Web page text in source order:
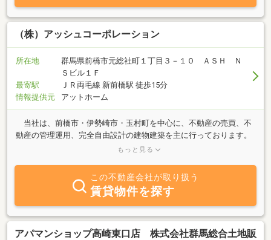
（株）アッシュコーポレーション
所在地
群馬県前橋市元総社町１丁目３－１０ ＡＳＨ Ｎ
Ｓビル１Ｆ
最寄駅
ＪＲ両毛線 新前橋駅 徒歩15分
情報提供元
アットホーム
当社は、前橋市・伊勢崎市・玉村町を中心に、不動産の売買、不
動産の管理運用、完全自由設計の建物建築を主に行っております。
当社にて住宅用地をご成約のお客様には、土地を最適利用するため
ただいております。エリア別『不動産情報誌』無料で差し上げま
す！！玉村町・前橋市・伊勢崎市の毎月発行中エリア別『不動産情
報誌』を無料にて差し上げます。ここに掲載されていない物件も多
数ございますので、是非ご覧ください。お申込は０１２０－５４５
－３３９です。
もっと見る
この不動産会社が取り扱う
賃貸物件を探す
アパマンショップ高崎東口店 株式会社群馬総合土地販